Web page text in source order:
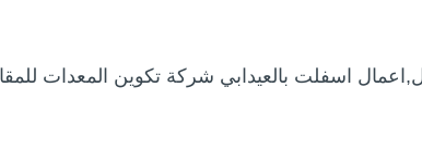
اسفلت بالعيدابي شركة تكوين المعدات